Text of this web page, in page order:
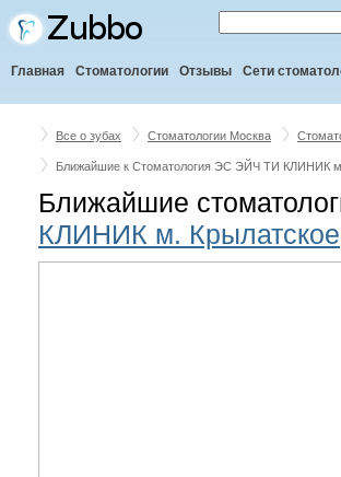
Главная Стоматологии Отзывы Сети
Все о зубах Стоматологии Москва
Ближайшие к Стоматология ЭС ЭЙЧ ТИ КЛИНИК
Ближайшие
КЛИНИК м. Крылатское